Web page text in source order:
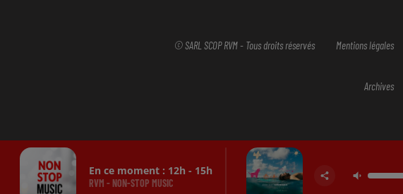
En ce moment : 12h - 15h
RVM - NON-STOP MUSIC
© SARL SCOP RVM - Tous droits réservés Mentions légales
Archives